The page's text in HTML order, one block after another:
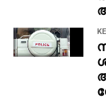
അവാര്‍ഡ്,
അച്ചീവ്മെന്റ്
ബഹുമതികള്‍ക്ക്